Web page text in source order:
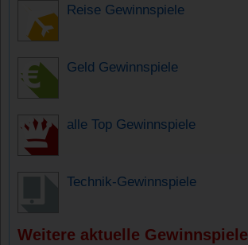
Reise Gewinnspiele
Geld Gewinnspiele
alle Top Gewinnspiele
Technik-Gewinnspiele
Weitere aktuelle Gewinnspiele